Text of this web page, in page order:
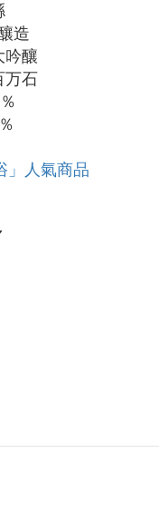
造
吟釀
万石
」人氣商品